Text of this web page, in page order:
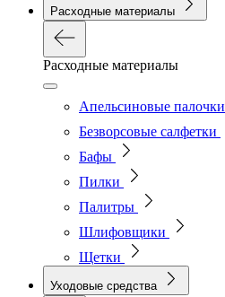
Расходные материалы
Расходные материалы
Апельсиновые палочки
Безворсовые салфетки
Бафы
Пилки
Палитры
Шлифовщики
Щетки
Уходовые средства